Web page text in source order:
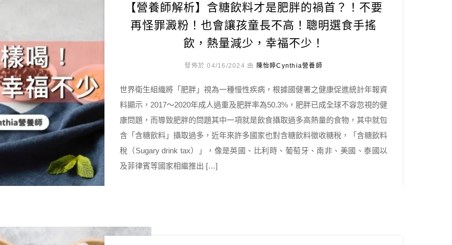
【營養師解析】含糖飲料才是肥胖的禍首？！不要
再怪罪澱粉！也會讓孩童長不高！聰明選食手搖
飲，熱量減少，幸福不少！
發佈於 04/16/2024 由 陳怡婷Cynthia營養師
世界衛生組織將「肥胖」視為一種慢性疾病，根據國健署之健康促進統計年報資
料顯示，2017～2020年成人過重及肥胖率為50.3%，肥胖已成全球不容忽視的健
康問題，而導致肥胖的問題其中一項就是飲食攝取過多高熱量的食物，其中就包
含「含糖飲料」攝取過多，近年來許多國家也對含糖飲料徵收糖稅，「含糖飲料
稅（Sugary drink tax）」，像是英國、比利時、葡萄牙、南非、美國、泰國以
及菲律賓等國家相繼推出 […]